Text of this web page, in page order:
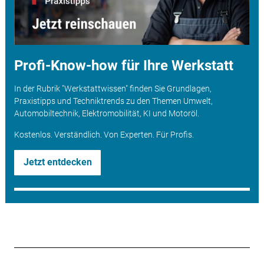
Profi-Know-how für Ihre Werkstatt
In der Rubrik "Werkstattwissen" finden Sie Grundlagen,
Praxistipps und Techniktrends zu den Themen Umwelt,
Automobiltechnik, Elektromobilität, KI und Motoröl.
Kostenlos. Verständlich. Von Experten. Für Profis.
Jetzt entdecken